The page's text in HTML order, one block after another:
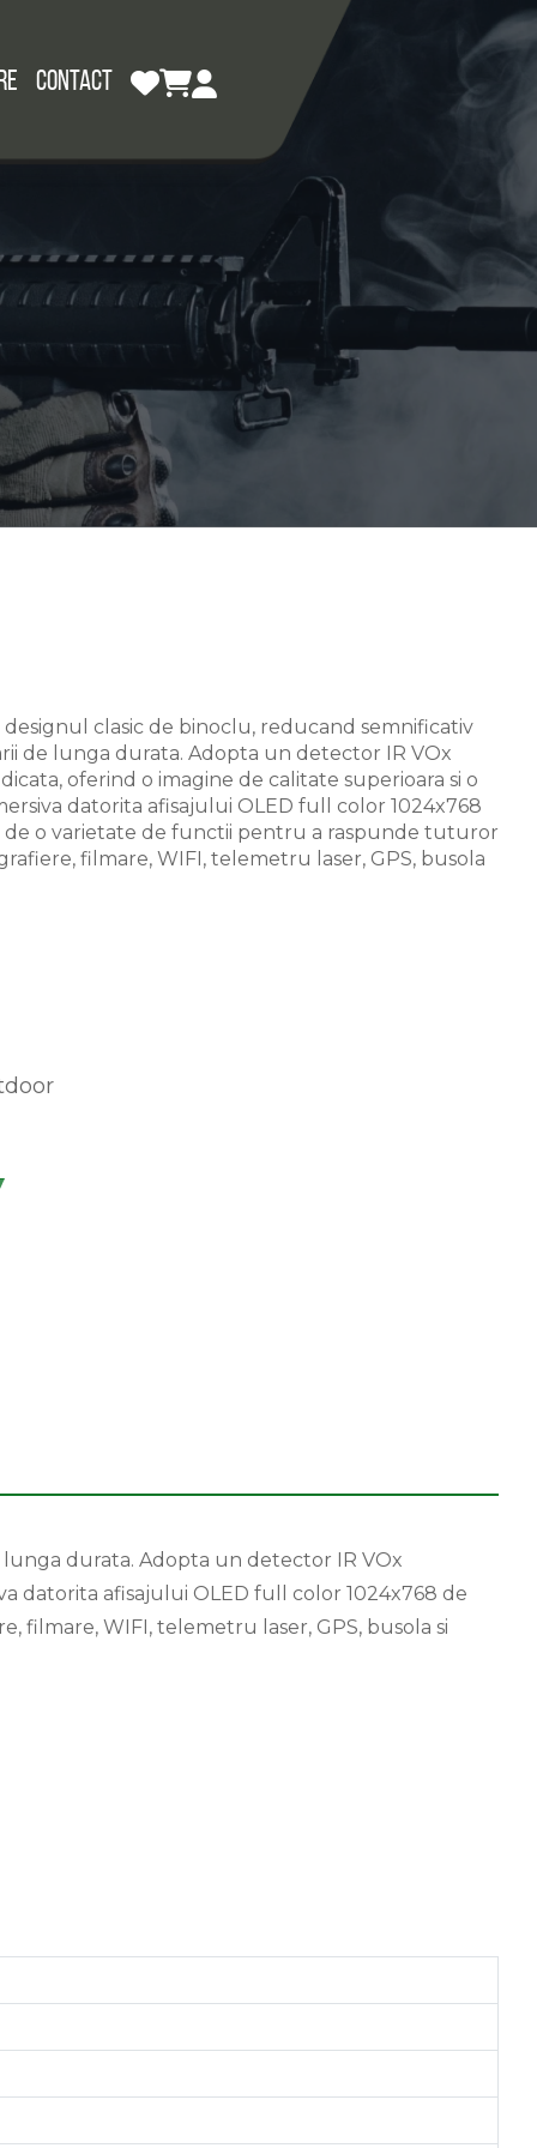
CONTACT
clasic de binoclu, reducand semnificativ
de lunga durata. Adopta un detector IR VOx
oferind o imagine de calitate superioara si o
datorita afisajului OLED full color 1024x768
de o varietate de functii pentru a raspunde tuturor
filmare, WIFI, telemetru laser, GPS, busola
durata. Adopta un detector IR VOx
datorita afisajului OLED full color 1024x768 de
WIFI, telemetru laser, GPS, busola si